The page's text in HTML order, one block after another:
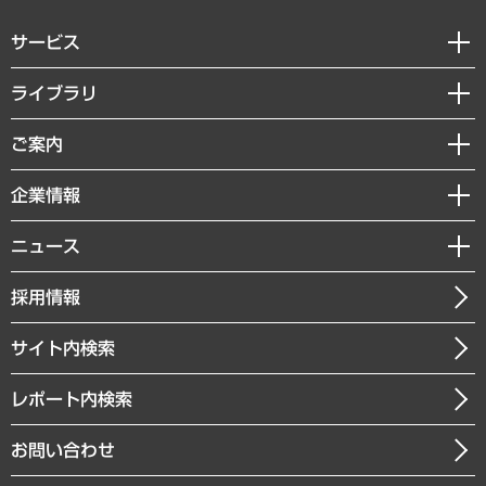
サービス
経営戦略
組織・人事戦略
デジタルイノベーション
共生・ダイバーシティ
GRC（ガバナンス・リスク・コンプライアンス）・防災（政策）
経済・産業・雇用・労働
まちづくり・観光・交通・スポーツ・スマートシティ
自然資源・農林水産業・食料システム
ライブラリ
経済調査
レポート
コラム
経営用語集
受託・受注実績（官公庁関連）
メディア掲載・出演
ご案内
セミナー・イベント情報
MUFGビジネスセミナー
受託案件情報
企業情報
私たちの想い
社長メッセージ
会社概要
沿革
組織図・本部部室紹介
インドネシア現地法人
ニュース
ニュースリリース
お知らせ
採用情報
サイト内検索
レポート内検索
お問い合わせ